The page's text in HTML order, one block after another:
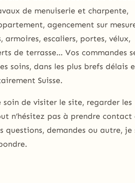
de menuiserie et charpente,
agencement sur
armoires, escaliers, portes, vélux,
de terrasse… Vos commandes
soins, dans les plus brefs délais
Suisse.
soin de visiter le site, regarder les
n’hésitez pas à prendre contact
questions, demandes ou autre, je